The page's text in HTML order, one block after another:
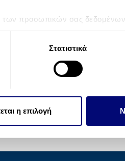
προσωπικών σας δεδομένων
και διαφημίσεων, την παροχή
Στατιστικά
η επιλογή